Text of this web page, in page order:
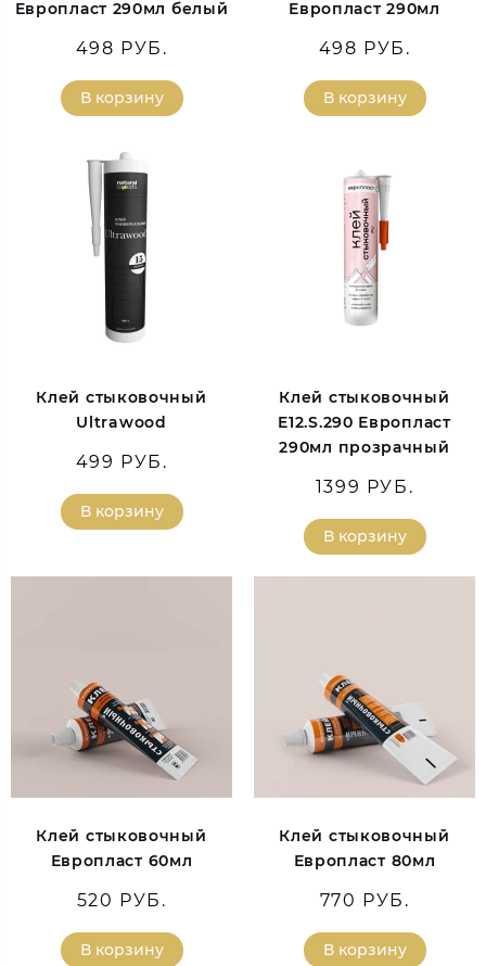
Европласт 290мл белый
498 РУБ.
В корзину
Европласт 290мл
498 РУБ.
В корзину
Клей стыковочный
Ultrawood
499 РУБ.
В корзину
Клей стыковочный
E12.S.290 Европласт
290мл прозрачный
1399 РУБ.
В корзину
Клей стыковочный
Европласт 60мл
520 РУБ.
В корзину
Клей стыковочный
Европласт 80мл
770 РУБ.
В корзину